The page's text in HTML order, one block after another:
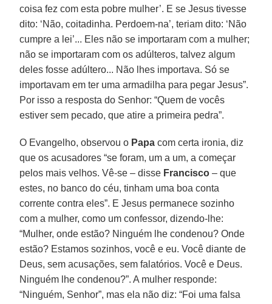
coisa fez com esta pobre mulher’. E se Jesus tivesse
dito: ‘Não, coitadinha. Perdoem-na’, teriam dito: ‘Não
cumpre a lei’... Eles não se importaram com a mulher;
não se importaram com os adúlteros, talvez algum
deles fosse adúltero... Não lhes importava. Só se
importavam em ter uma armadilha para pegar Jesus”.
Por isso a resposta do Senhor: “Quem de vocês
estiver sem pecado, que atire a primeira pedra”.
O Evangelho, observou o Papa com certa ironia, diz
que os acusadores “se foram, um a um, a começar
pelos mais velhos. Vê-se – disse Francisco – que
estes, no banco do céu, tinham uma boa conta
corrente contra eles”. E Jesus permanece sozinho
com a mulher, como um confessor, dizendo-lhe:
“Mulher, onde estão? Ninguém lhe condenou? Onde
estão? Estamos sozinhos, você e eu. Você diante de
Deus, sem acusações, sem falatórios. Você e Deus.
Ninguém lhe condenou?”. A mulher responde:
“Ninguém, Senhor”, mas ela não diz: “Foi uma falsa